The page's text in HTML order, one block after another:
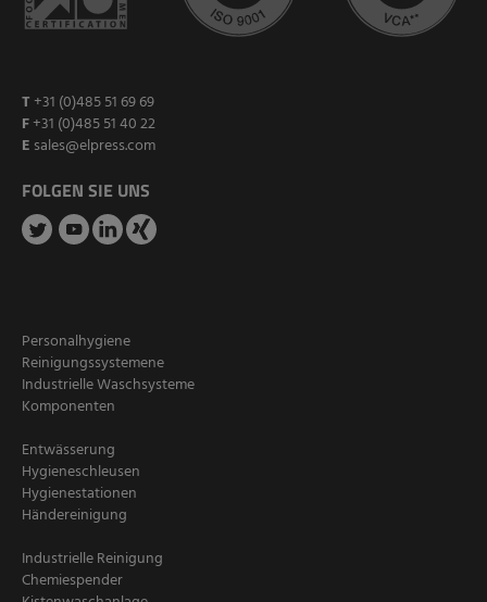
T +31 (0)485 51 69 69
F+31 (0)485 51 40 22
E sales@elpress.com
FOLGEN SIE UNS
Personalhygiene
Reinigungssystemene
Industrielle Waschsysteme
Komponenten
Entwässerung
Hygieneschleusen
Hygienestationen
Händereinigung
Industrielle Reinigung
Chemiespender